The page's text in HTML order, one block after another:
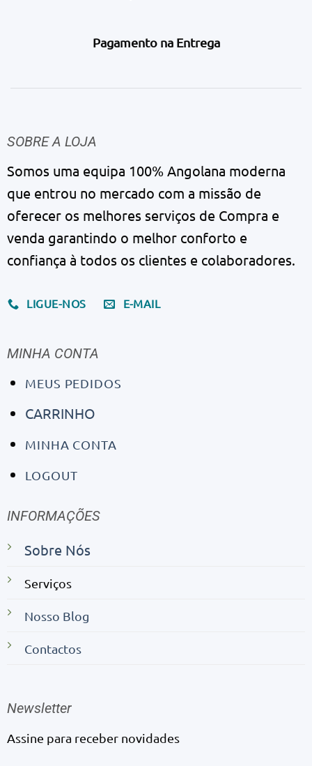
Pagamento na Entrega
SOBRE A LOJA
Somos uma equipa 100% Angolana moderna
que entrou no mercado com a missão de
oferecer os melhores serviços de Compra e
venda garantindo o melhor conforto e
confiança à todos os clientes e colaboradores.
LIGUE-NOS E-MAIL
MINHA CONTA
MEUS PEDIDOS
CARRINHO
MINHA CONTA
LOGOUT
INFORMAÇÕES
Sobre Nós
Serviços
Nosso Blog
Contactos
Newsletter
Assine para receber novidades